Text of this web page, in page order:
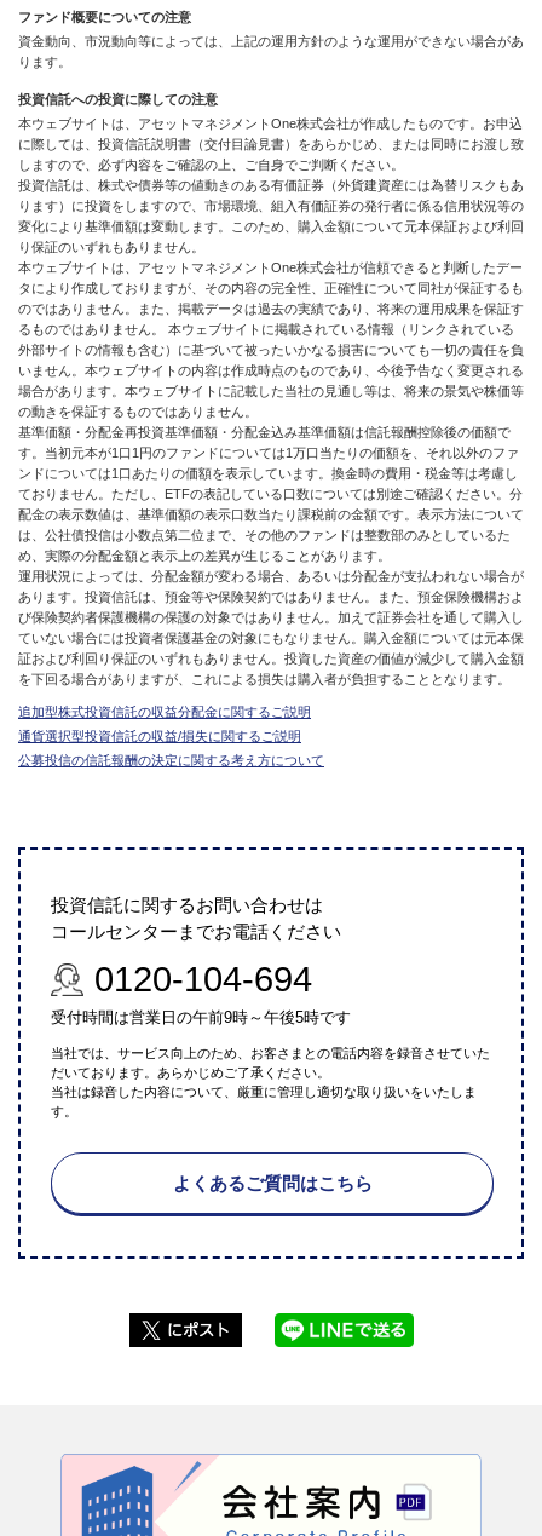
ファンド概要についての注意
資金動向、市況動向等によっては、上記の運用方針のような運用ができない場合があ
ります。
投資信託への投資に際しての注意
本ウェブサイトは、アセットマネジメントOne株式会社が作成したものです。お申込
に際しては、投資信託説明書（交付目論見書）をあらかじめ、または同時にお渡し致
しますので、必ず内容をご確認の上、ご自身でご判断ください。
投資信託は、株式や債券等の値動きのある有価証券（外貨建資産には為替リスクもあ
ります）に投資をしますので、市場環境、組入有価証券の発行者に係る信用状況等の
変化により基準価額は変動します。このため、購入金額について元本保証および利回
り保証のいずれもありません。
本ウェブサイトは、アセットマネジメントOne株式会社が信頼できると判断したデー
タにより作成しておりますが、その内容の完全性、正確性について同社が保証するも
のではありません。また、掲載データは過去の実績であり、将来の運用成果を保証す
るものではありません。 本ウェブサイトに掲載されている情報（リンクされている
外部サイトの情報も含む）に基づいて被ったいかなる損害についても一切の責任を負
いません。本ウェブサイトの内容は作成時点のものであり、今後予告なく変更される
場合があります。本ウェブサイトに記載した当社の見通し等は、将来の景気や株価等
の動きを保証するものではありません。
基準価額・分配金再投資基準価額・分配金込み基準価額は信託報酬控除後の価額で
す。当初元本が1口1円のファンドについては1万口当たりの価額を、それ以外のファ
ンドについては1口あたりの価額を表示しています。換金時の費用・税金等は考慮し
ておりません。ただし、ETFの表記している口数については別途ご確認ください。分
配金の表示数値は、基準価額の表示口数当たり課税前の金額です。表示方法について
は、公社債投信は小数点第二位まで、その他のファンドは整数部のみとしているた
め、実際の分配金額と表示上の差異が生じることがあります。
運用状況によっては、分配金額が変わる場合、あるいは分配金が支払われない場合が
あります。投資信託は、預金等や保険契約ではありません。また、預金保険機構およ
び保険契約者保護機構の保護の対象ではありません。加えて証券会社を通して購入し
ていない場合には投資者保護基金の対象にもなりません。購入金額については元本保
証および利回り保証のいずれもありません。投資した資産の価値が減少して購入金額
を下回る場合がありますが、これによる損失は購入者が負担することとなります。
追加型株式投資信託の収益分配金に関するご説明
通貨選択型投資信託の収益/損失に関するご説明
公募投信の信託報酬の決定に関する考え方について
投資信託に関するお問い合わせは
コールセンターまでお電話ください
0120-104-694
受付時間は営業日の午前9時～午後5時です
当社では、サービス向上のため、お客さまとの電話内容を録音させていた
だいております。あらかじめご了承ください。
当社は録音した内容について、厳重に管理し適切な取り扱いをいたしま
す。
よくあるご質問はこちら